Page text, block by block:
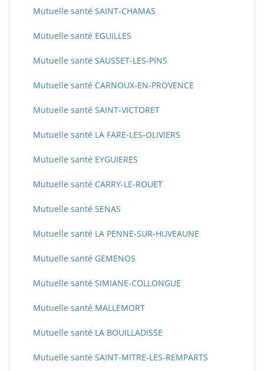
Mutuelle santé SAINT-CHAMAS
Mutuelle santé EGUILLES
Mutuelle santé SAUSSET-LES-PINS
Mutuelle santé CARNOUX-EN-PROVENCE
Mutuelle santé SAINT-VICTORET
Mutuelle santé LA FARE-LES-OLIVIERS
Mutuelle santé EYGUIERES
Mutuelle santé CARRY-LE-ROUET
Mutuelle santé SENAS
Mutuelle santé LA PENNE-SUR-HUVEAUNE
Mutuelle santé GEMENOS
Mutuelle santé SIMIANE-COLLONGUE
Mutuelle santé MALLEMORT
Mutuelle santé LA BOUILLADISSE
Mutuelle santé SAINT-MITRE-LES-REMPARTS